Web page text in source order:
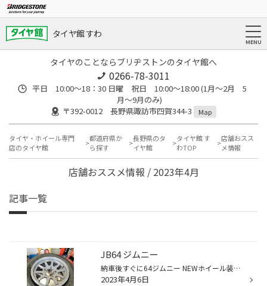
タイヤ館 すわ
タイヤのことならブリヂストンのタイヤ館へ
0266-78-3011
平日 10:00〜18：30 日曜 祝日 10:00〜18:00 (1月〜2月 5
月〜9月のみ)
〒392-0012 長野県諏訪市四賀344-3
Map
タイヤ・ホイール専門
店のタイヤ館
都道府県か
ら探す
長野県のタ
イヤ館
タイヤ館 す
わTOP
店舗おスス
メ情報
店舗おススメ情報 / 2023年4月
記事一覧
JB64 ジムニー
納車後すぐに64ジムニー NEWホイール装着！ 装着ホイールはRAYS A・LAP・J リミテッドエディション アームズグレー 鍛造で軽い！ その軽さが発進から違いが分かるホイールです！ 今回はジムニーの純正色に寄せています！
2023年4月6日